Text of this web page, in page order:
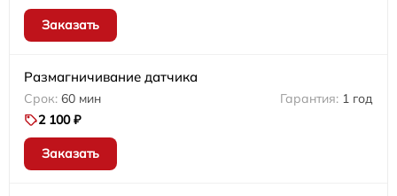
Заказать
Размагничивание датчика
60 мин
1 год
2 100 ₽
Заказать